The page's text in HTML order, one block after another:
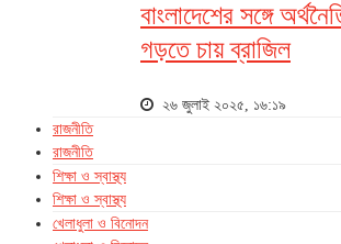
বাংলাদেশের সঙ্গে
গড়তে চায় ব্রাজিল
২৬ জুলাই ২০২৫, ১৬:১৯
রাজনীতি
রাজনীতি
শিক্ষা ও স্বাস্থ্য
শিক্ষা ও স্বাস্থ্য
খেলাধুলা ও বিনোদন